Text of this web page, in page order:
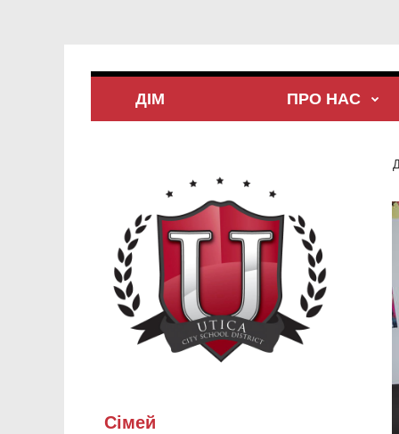
ДІМ ПРО НАС
Сімей